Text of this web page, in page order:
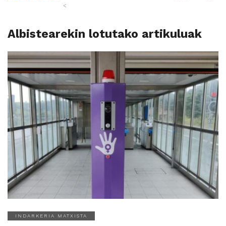
<
Albistearekin lotutako artikuluak
INDARKERIA MATXISTA